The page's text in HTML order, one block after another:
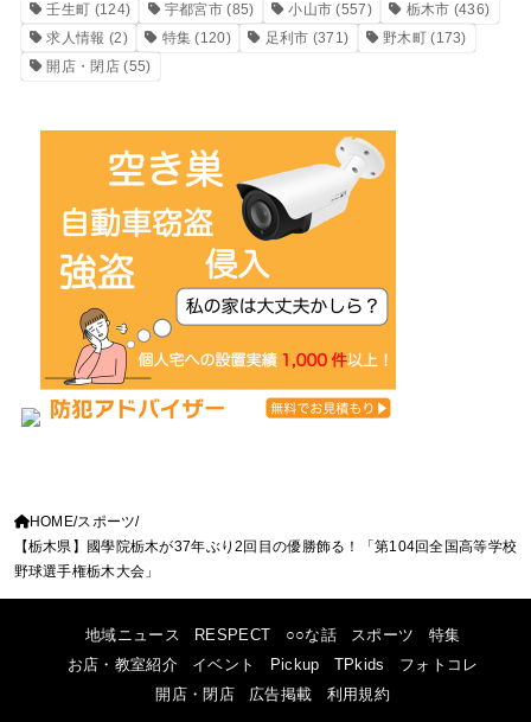
壬生町 (124) 宇都宮市 (85) 小山市 (557) 栃木市 (436)
求人情報 (2) 特集 (120) 足利市 (371) 野木町(173)
開店・閉店(55)
HOME スポーツ
【栃木県】國學院栃木が37年ぶり2回目の優勝飾る！「第104回全国高等学校
野球選手権栃木大会」
地域ニュース RESPECT ○○な話 スポーツ
特集
お店・教室紹介
イベント Pickup TPkids
フォトコレ
開店・閉店
広告掲載 利用規約